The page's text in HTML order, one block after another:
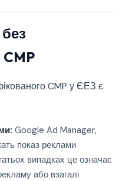
CMP у ЄЕЗ є
Google Ad Manager,
показ реклами
випадках це означає
або взагалі